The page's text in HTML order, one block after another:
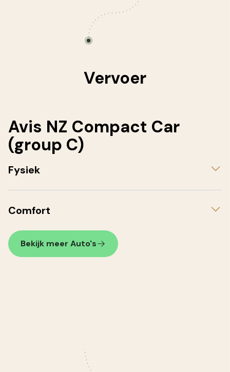
Vervoer
Avis NZ Compact Car
(group C)
Fysiek
Comfort
Bekijk meer Auto's